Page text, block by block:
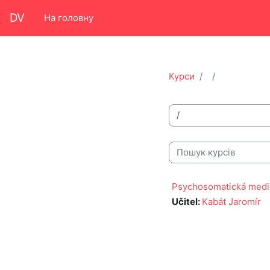
DV На головну
Курси
Категорії курсів
Пошук курсів
Psychosomatická
Učitel: Kabát Jaromír